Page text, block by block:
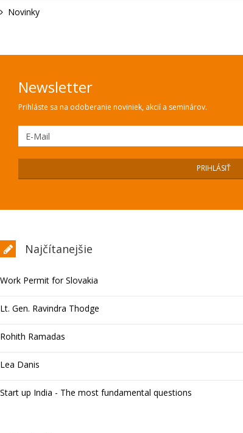
Novinky
Newsletter
Prihláste sa na odoberanie noviniek, akcií a seminárov.
Najčítanejšie
Work Permit for Slovakia
Lt. Gen. Ravindra Thodge
Rohith Ramadas
Lea Danis
Start up India - The most fundamental questions